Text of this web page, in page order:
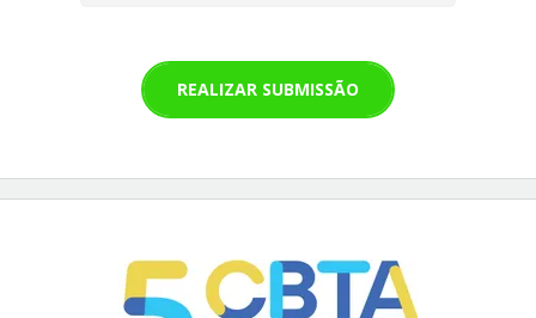
REALIZAR SUBMISSÃO